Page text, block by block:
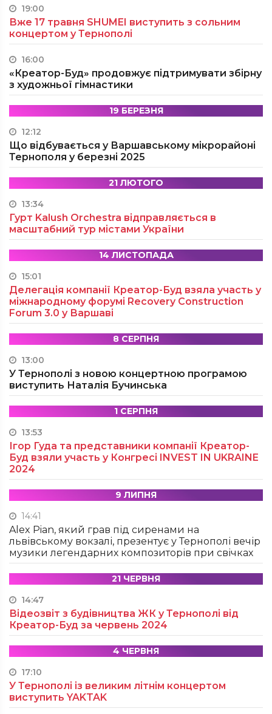
19:00
Вже 17 травня SHUMEI виступить з сольним
концертом у Тернополі
16:00
«Креатор-Буд» продовжує підтримувати збірну
з художньої гімнастики
19 БЕРЕЗНЯ
12:12
Що відбувається у Варшавському мікрорайоні
Тернополя у березні 2025
21 ЛЮТОГО
13:34
Гурт Kalush Orchestra відправляється в
масштабний тур містами України
14 ЛИСТОПАДА
15:01
Делегація компанії Креатор-Буд взяла участь у
міжнародному форумі Recovery Construction
Forum 3.0 у Варшаві
8 СЕРПНЯ
13:00
У Тернополі з новою концертною програмою
виступить Наталія Бучинська
1 СЕРПНЯ
13:53
Ігор Гуда та представники компанії Креатор-
Буд взяли участь у Конгресі INVEST IN UKRAINE
2024
9 ЛИПНЯ
14:41
Alex Pian, який грав під сиренами на
львівському вокзалі, презентує у Тернополі вечір
музики легендарних композиторів при свічках
21 ЧЕРВНЯ
14:47
Відеозвіт з будівництва ЖК у Тернополі від
Креатор-Буд за червень 2024
4 ЧЕРВНЯ
17:10
У Тернополі із великим літнім концертом
виступить YAKTAK